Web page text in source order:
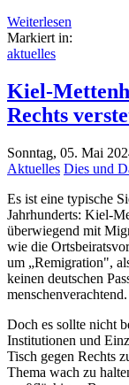
Weiterlesen
Markiert in:
aktuelles
Kiel-
Rechts
Sonntag, 05. Mai
Aktuelles Dies und
Es ist eine typische
Jahrhunderts: Kiel-
überwiegend mit
wie die
um „Remigration",
keinen deutschen
menschenverachtend.
Doch es sollte nicht
Institutionen und
Tisch gegen Rechts
Thema wach zu